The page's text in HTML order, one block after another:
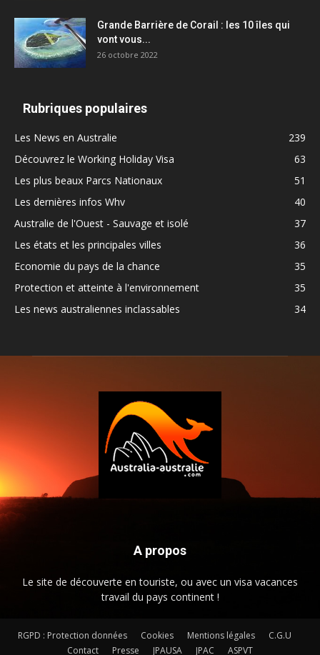
Grande Barrière de Corail : les 10 îles qui
vont vous...
26 octobre 2022
Rubriques populaires
Les News en Australie
239
Découvrez le Working Holiday Visa
63
Les plus beaux Parcs Nationaux
51
Les dernières infos Whv
40
Australie de l'Ouest - Sauvage et isolé
37
Les états et les principales villes
36
Economie du pays de la chance
35
Protection et atteinte à l'environnement
35
Les news australiennes inclassables
34
A propos
Le site de découverte en touriste, ou avec un visa vacances
travail du pays continent !
RGPD : Protection données Cookies Mentions légales
C.G.U
Contact
Presse JPAUSA JPAC ASPVT